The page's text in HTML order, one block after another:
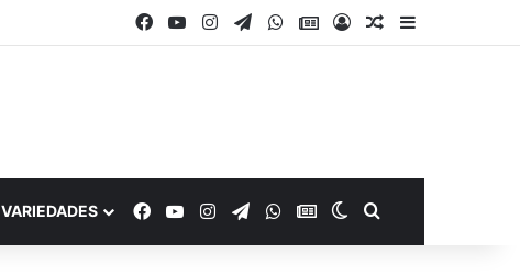
Facebook
YouTubeInstagram
TelegramWhatsApp
Google Noticias
AccesoPublicación al
Barra lateral
VARIEDADES Facebook
YouTubeInstagram
Telegram
WhatsApp
Google Noticias
Switch skin